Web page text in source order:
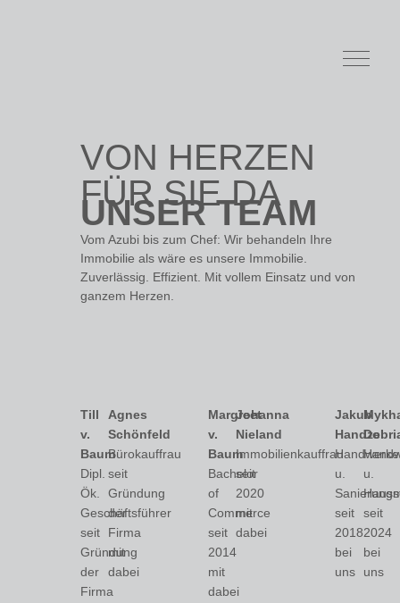
VON HERZEN
FÜR SIE DA
UNSER TEAM
Vom Azubi bis zum Chef: Wir behandeln Ihre
Immobilie als wäre es unsere Immobilie.
Zuverlässig. Effizient. Mit vollem Einsatz und von
ganzem Herzen.
Till
v.
Baum
Dipl.
Ök.
Geschäftsführer
seit
Gründung
der
Firma
Agnes
Schönfeld
Bürokauffrau
seit
Gründung
der
Firma
mit
dabei
Margreet
v.
Baum
Bachelor
of
Commerce
seit
2014
mit
dabei
Johanna
Nieland
Immobilienkauffrau
seit
2020
mit
dabei
Jakub
Handzel
u.
seit
2018
bei
uns
u.
seit
2024
bei
uns